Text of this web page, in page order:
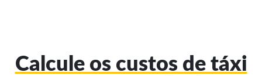
Calcule os custos de táxi